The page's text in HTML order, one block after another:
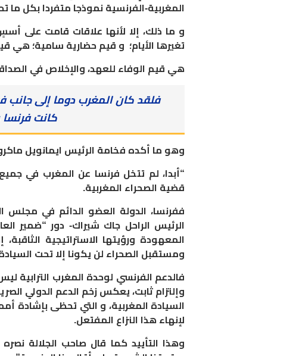
المغربية-الفرنسية نموذجا متفردا بكل
و ما ذلك، إلا لأنها علاقات قامت على
تغيرها الأيام؛ و قيم حضارية سامية؛ هي
هي قيم الوفاء للعهد، والإخلاص في
فلقد كان المغرب دوما إلى جانب
كانت فرنسا
وهو ما أكده فخامة الرئيس ايمانويل
“أبدا، لم تتخل فرنسا عن المغرب في
قضية الصحراء المغربية.
ففرنسا، الدولة العضو الدائم في
الرئيس الراحل جاك شيراك- دور “ضمير
المعهودة ورؤيتها الاستراتيجية
ومستقبل الصحراء لن يكونا إلا تحت
فالدعم الفرنسي لوحدة المغرب الترابية
وإلتزام ثابت، يعكس زخم الدعم الدولي
السيادة المغربية، و التي تحظى بإشادة
لإنهاء هذا النزاع المفتعل.
وهذا التأييد كما قال صاحب الجلالة